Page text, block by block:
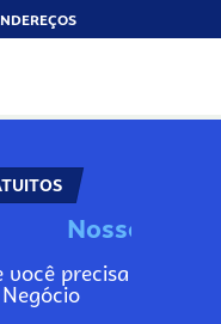
Nosso
você precisa